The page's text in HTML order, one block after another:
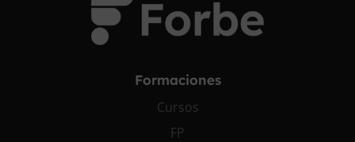
Formaciones
Cursos
FP